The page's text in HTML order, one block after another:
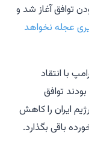
توافق آغاز شد و
عجله نخواهد
با انتقاد
توافق
ایران را کاهش
باقی بگذارد.